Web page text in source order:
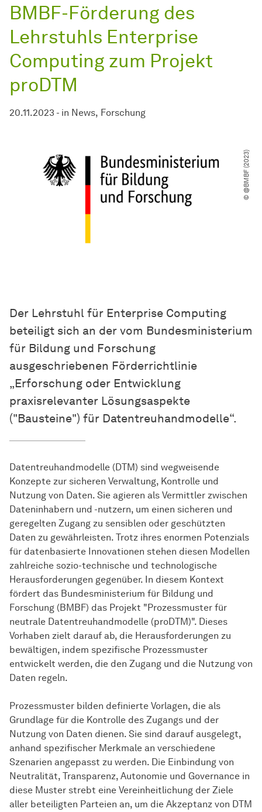
BMBF-Förderung des
Lehrstuhls Enterprise
Computing zum Projekt
proDTM
20.11.2023 - in News Forschung
© @BMBF (2023)
Der Lehrstuhl für Enterprise Computing
beteiligt sich an der vom Bundesministerium
für Bildung und Forschung
ausgeschriebenen Förderrichtlinie
„Erforschung oder Entwicklung
praxisrelevanter Lösungsaspekte
("Bausteine") für Datentreuhandmodelle“.
Datentreuhandmodelle (DTM) sind wegweisende
Konzepte zur sicheren Verwaltung, Kontrolle und
Nutzung von Daten. Sie agieren als Vermittler zwischen
Dateninhabern und -nutzern, um einen sicheren und
geregelten Zugang zu sensiblen oder geschützten
Daten zu gewährleisten. Trotz ihres enormen Potenzials
für datenbasierte Innovationen stehen diesen Modellen
zahlreiche sozio-technische und technologische
Herausforderungen gegenüber. In diesem Kontext
fördert das Bundesministerium für Bildung und
Forschung (BMBF) das Projekt "Prozessmuster für
neutrale Datentreuhandmodelle (proDTM)". Dieses
Vorhaben zielt darauf ab, die Herausforderungen zu
bewältigen, indem spezifische Prozessmuster
entwickelt werden, die den Zugang und die Nutzung von
Daten regeln.
Prozessmuster bilden definierte Vorlagen, die als
Grundlage für die Kontrolle des Zugangs und der
Nutzung von Daten dienen. Sie sind darauf ausgelegt,
anhand spezifischer Merkmale an verschiedene
Szenarien angepasst zu werden. Die Einbindung von
Neutralität, Transparenz, Autonomie und Governance in
diese Muster strebt eine Vereinheitlichung der Ziele
aller beteiligten Parteien an, um die Akzeptanz von DTM